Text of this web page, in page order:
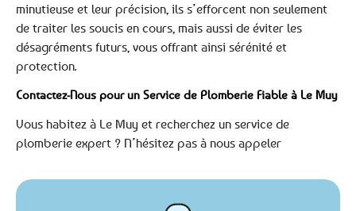
minutieuse et leur précision, ils s’efforcent non seulement
de traiter les soucis en cours, mais aussi de éviter les
désagréments futurs, vous offrant ainsi sérénité et
protection.
Contactez-Nous pour un Service de Plomberie Fiable à Le Muy
Vous habitez à Le Muy et recherchez un service de
plomberie expert ? N’hésitez pas à nous appeler